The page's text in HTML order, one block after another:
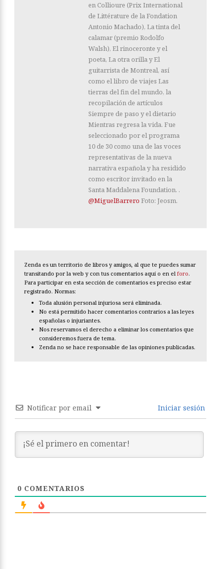
en Collioure (Prix International
de Littérature de la Fondation
Antonio Machado), La tinta del
calamar (premio Rodolfo
Walsh), El rinoceronte y el
poeta, La otra orilla y El
guitarrista de Montreal, así
como el libro de viajes Las
tierras del fin del mundo, la
recopilación de artículos
Siempre de paso y el dietario
Mientras regresa la vida. Fue
seleccionado por el programa
10 de 30 como una de las voces
representativas de la nueva
narrativa española y ha residido
como escritor invitado en la
Santa Maddalena Foundation. .
@MiguelBarrero Foto: Jeosm.
Zenda es un territorio de libros y amigos, al que te puedes sumar
transitando por la web y con tus comentarios aquí o en el foro.
Para participar en esta sección de comentarios es preciso estar
registrado. Normas:
Toda alusión personal injuriosa será eliminada.
No está permitido hacer comentarios contrarios a las leyes
españolas o injuriantes.
Nos reservamos el derecho a eliminar los comentarios que
consideremos fuera de tema.
Zenda no se hace responsable de las opiniones publicadas.
Notificar por email Iniciar sesión
0 COMENTARIOS